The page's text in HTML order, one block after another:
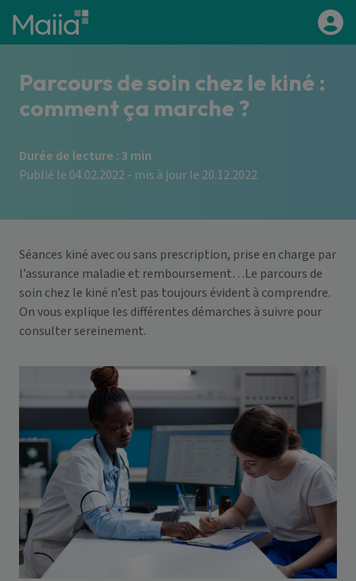
Aller au contenu principal
Parcours de soin chez le kiné :
comment ça marche ?
Durée de lecture : 3 min
Publié le 04.02.2022 - mis à jour le 20.12.2022
Séances kiné avec ou sans prescription, prise en charge par
l’assurance maladie et remboursement…Le parcours de
soin chez le kiné n’est pas toujours évident à comprendre.
On vous explique les différentes démarches à suivre pour
consulter sereinement.